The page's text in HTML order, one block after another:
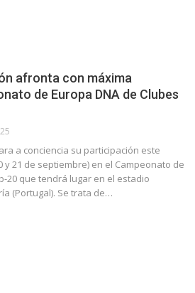
afronta con máxima
de Europa DNA de Clubes
a conciencia su participación este
21 de septiembre) en el Campeonato de
20 que tendrá lugar en el estadio
(Portugal). Se trata de…